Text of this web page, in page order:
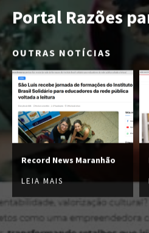
Portal Razões
OUTRAS NOTÍCIAS
Record News Maranhão
LEIA MAIS